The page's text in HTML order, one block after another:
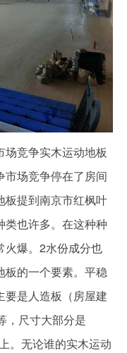
竞争实木运动地板
市场竞争停在了房间
板提到南京市红枫叶
类也许多。在这种种
火爆。2水份成分也
板的一个要素。平稳
要是人造板（房屋建
，尺寸大部分是
。无论谁的实木运动